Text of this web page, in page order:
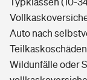
Auto nach
Wildunfälle oder